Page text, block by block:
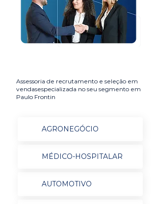
Assessoria de recrutamento e seleção em
vendasespecializada no seu segmento em
Paulo Frontin
AGRONEGÓCIO
MÉDICO-HOSPITALAR
AUTOMOTIVO